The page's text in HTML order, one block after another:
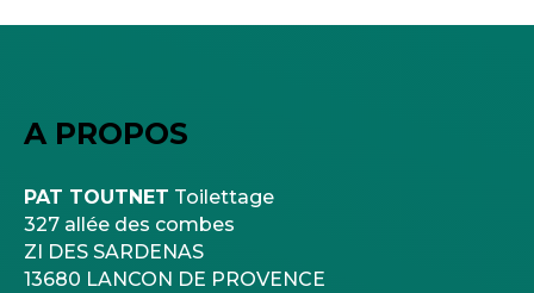
A PROPOS
PAT TOUTNET Toilettage
327 allée des combes
ZI DES SARDENAS
13680 LANCON DE PROVENCE